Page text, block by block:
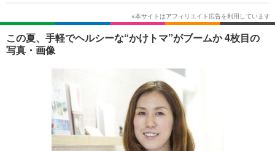
韓国・芸能
音楽 スポーツ
ショッピング
ライフTOP グルメ
ペット ショッピング
その他
リリース一覧
プッシュ通知の停止方法
この夏、手軽でヘルシーな“かけトマ”がブームか 4枚目の
写真・画像